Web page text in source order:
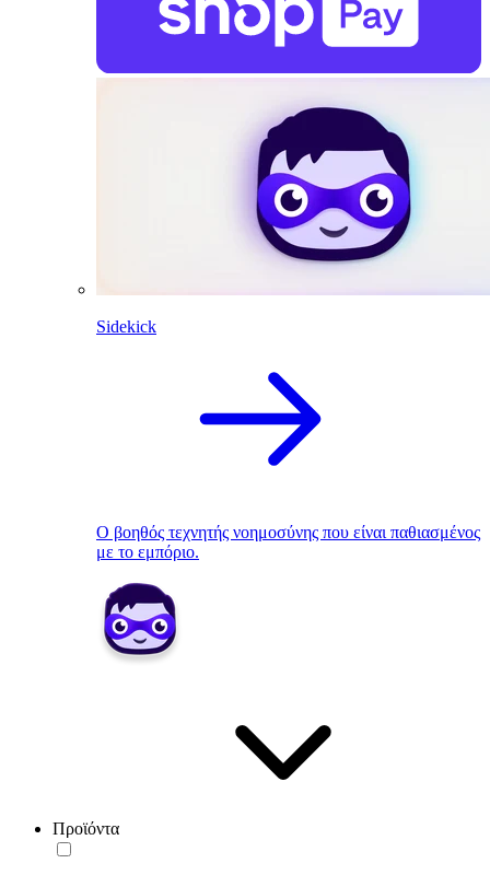
Sidekick
Ο βοηθός τεχνητής νοημοσύνης που είναι παθιασμένος
με το εμπόριο.
Προϊόντα